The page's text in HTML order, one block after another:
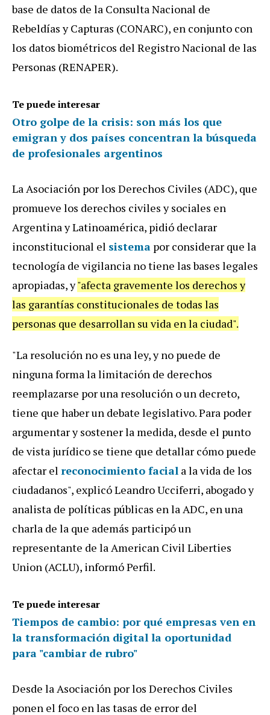
base de datos de la Consulta Nacional de
Rebeldías y Capturas (CONARC), en conjunto con
los datos biométricos del Registro Nacional de las
Personas (RENAPER).
Te puede interesar
Otro golpe de la crisis: son más los que
emigran y dos países concentran la búsqueda
de profesionales argentinos
La Asociación por los Derechos Civiles (ADC), que
promueve los derechos civiles y sociales en
Argentina y Latinoamérica, pidió declarar
inconstitucional el sistema por considerar que la
tecnología de vigilancia no tiene las bases legales
apropiadas, y"afecta gravemente los derechos y
las garantías constitucionales de todas las
personas que desarrollan su vida en la ciudad".
"La resolución no es una ley, y no puede de
ninguna forma la limitación de derechos
reemplazarse por una resolución o un decreto,
tiene que haber un debate legislativo. Para poder
argumentar y sostener la medida, desde el punto
de vista jurídico se tiene que detallar cómo puede
afectar el reconocimiento facial a la vida de los
ciudadanos", explicó Leandro Ucciferri, abogado y
analista de políticas públicas en la ADC, en una
charla de la que además participó un
representante de la American Civil Liberties
Union (ACLU), informó Perfil.
Te puede interesar
Tiempos de cambio: por qué empresas ven en
la transformación digital la oportunidad
para "cambiar de rubro"
Desde la Asociación por los Derechos Civiles
ponen el foco en las tasas de error del